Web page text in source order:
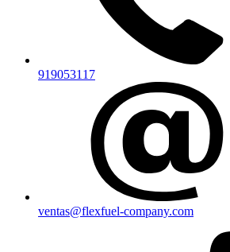
919053117
ventas@flexfuel-company.com